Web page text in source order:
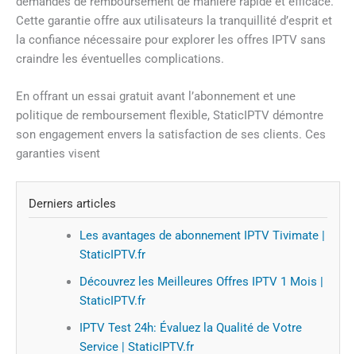
Cette garantie offre aux utilisateurs la tranquillité d’esprit et
la confiance nécessaire pour explorer les offres IPTV sans
craindre les éventuelles complications.
En offrant un essai gratuit avant l’abonnement et une
politique de remboursement flexible, StaticIPTV démontre
son engagement envers la satisfaction de ses clients. Ces
garanties visent
Derniers articles
Les avantages de abonnement IPTV Tivimate |
StaticIPTV.fr
Découvrez les Meilleures Offres IPTV 1 Mois |
StaticIPTV.fr
IPTV Test 24h: Évaluez la Qualité de Votre
Service | StaticIPTV.fr